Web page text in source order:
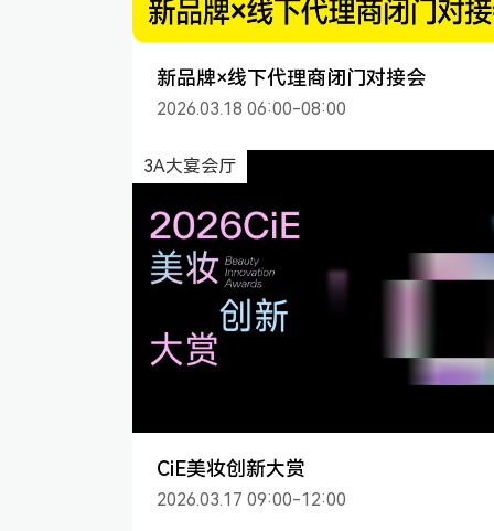
新品牌×线下代理商闭门对接会
2026.03.18 06:00-08:00
3A大宴会厅
CiE美妆创新大赏
2026.03.17 09:00-12:00